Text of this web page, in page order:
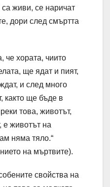
са живи, се наричат
дори след смъртта
че хората, чиито
ще ядат и пият,
и след много
както ще бъде в
това, животът,
е животът на
няма тяло.“
на мъртвите).
свойства на